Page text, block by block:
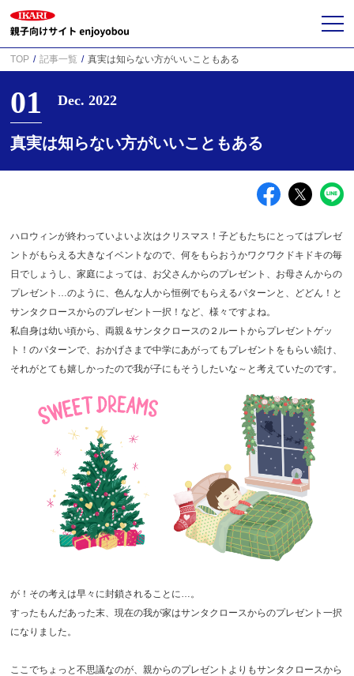
TOP 記事一覧 真実は知らない方がいいこともある
01 Dec. 2022
真実は知らない方がいいこともある
ハロウィンが終わっていよいよ次はクリスマス！子どもたちにとってはプレゼ
ントがもらえる大きなイベントなので、何をもらおうかワクワクドキドキの毎
日でしょうし、家庭によっては、お父さんからのプレゼント、お母さんからの
プレゼント…のように、色んな人から恒例でもらえるパターンと、どどん！と
サンタクロースからのプレゼント一択！など、様々ですよね。
私自身は幼い頃から、両親＆サンタクロースの２ルートからプレゼントゲッ
ト！のパターンで、おかげさまで中学にあがってもプレゼントをもらい続け、
それがとても嬉しかったので我が子にもそうしたいな～と考えていたのです。
が！その考えは早々に封鎖されることに…。
すったもんだあった末、現在の我が家はサンタクロースからのプレゼント一択
になりました。
ここでちょっと不思議なのが、親からのプレゼントよりもサンタクロースから